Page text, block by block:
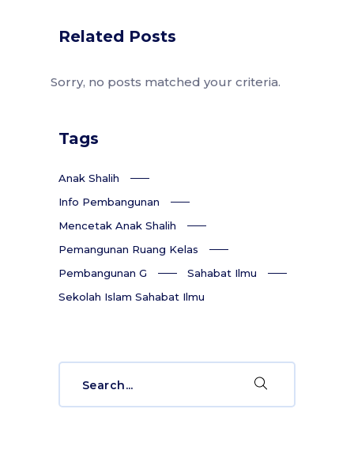
Related Posts
Sorry, no posts matched your criteria.
Tags
Anak Shalih
Info Pembangunan
Mencetak Anak Shalih
Pemangunan Ruang Kelas
Pembangunan G
Sahabat Ilmu
Sekolah Islam Sahabat Ilmu